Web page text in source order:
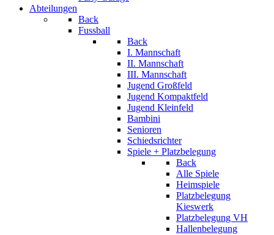
Abteilungen
Back
Fussball
Back
I. Mannschaft
II. Mannschaft
III. Mannschaft
Jugend Großfeld
Jugend Kompaktfeld
Jugend Kleinfeld
Bambini
Senioren
Schiedsrichter
Spiele + Platzbelegung
Back
Alle Spiele
Heimspiele
Platzbelegung
Kieswerk
Platzbelegung VH
Hallenbelegung